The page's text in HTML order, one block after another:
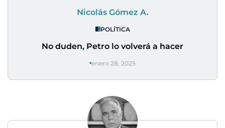
Nicolás Gómez A.
POLÍTICA
No duden, Petro lo volverá a hacer
enero 28, 2025